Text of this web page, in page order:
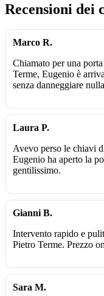
Recensioni dei
Marco R.
Chiamato per una
Terme, Eugenio è
senza danneggiare
Laura P.
Avevo perso le chiavi
Eugenio ha aperto la
gentilissimo.
Gianni B.
Intervento rapido e
Pietro Terme. Prezzo
Sara M.